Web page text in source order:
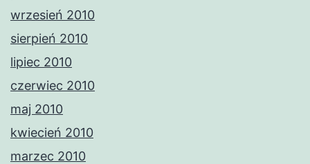
wrzesień 2010
sierpień 2010
lipiec 2010
czerwiec 2010
maj 2010
kwiecień 2010
marzec 2010